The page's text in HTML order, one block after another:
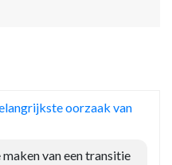
oorzaak van
van een transitie